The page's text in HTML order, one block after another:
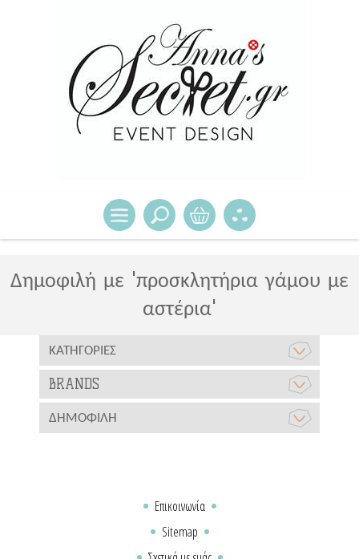
Δημοφιλή με 'προσκλητήρια γάμου με
αστέρια'
ΚΑΤΗΓΟΡΊΕΣ
BRANDS
ΔΗΜΟΦΙΛΉ
Επικοινωνία
Sitemap